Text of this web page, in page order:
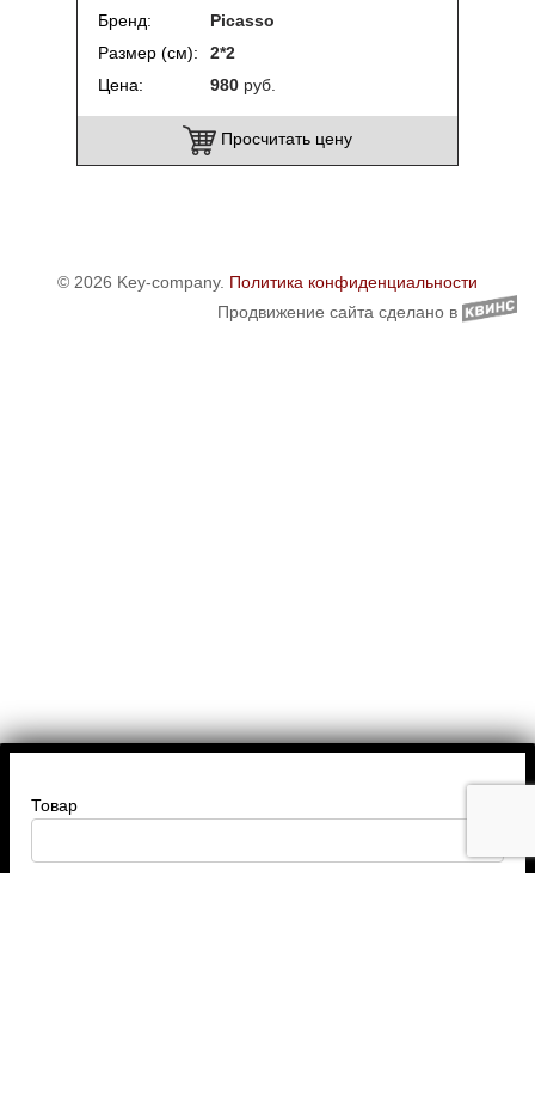
Бренд
Picasso
Размер (см)
2*2
Цена
980 руб.
Просчитать цену
© 2026 Key-company. Политика конфиденциальности
Продвижение сайта сделано в
Товар